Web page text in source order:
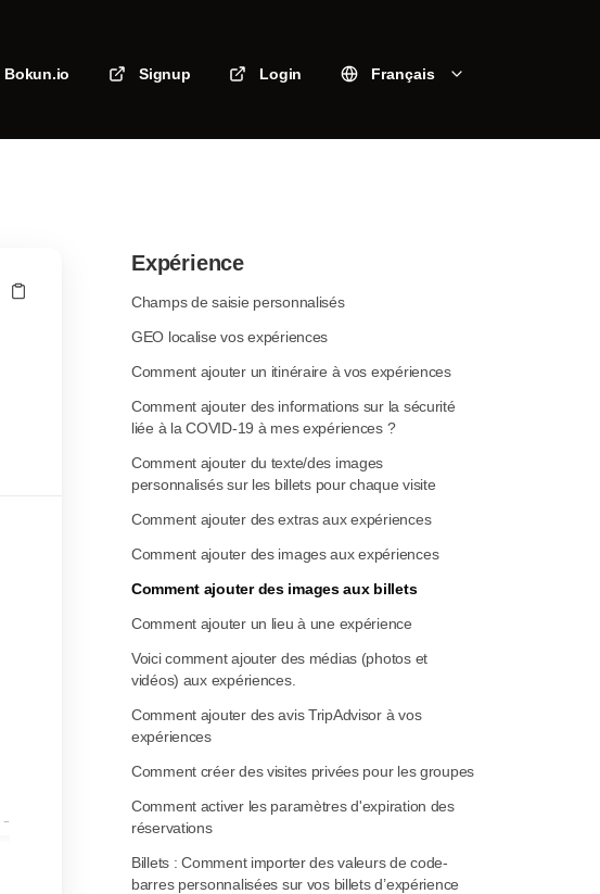
Bokun.io Signup Login Français
Expérience
Champs de saisie personnalisés
GEO localise vos expériences
Comment ajouter un itinéraire à vos expériences
Comment ajouter des informations sur la sécurité
liée à la COVID-19 à mes expériences ?
Comment ajouter du texte/des images
personnalisés sur les billets pour chaque visite
Comment ajouter des extras aux expériences
Comment ajouter des images aux expériences
Comment ajouter des images aux billets
Comment ajouter un lieu à une expérience
Voici comment ajouter des médias (photos et
vidéos) aux expériences.
Comment ajouter des avis TripAdvisor à vos
expériences
Comment créer des visites privées pour les groupes
Comment activer les paramètres d'expiration des
réservations
Billets : Comment importer des valeurs de code-
barres personnalisées sur vos billets d’expérience